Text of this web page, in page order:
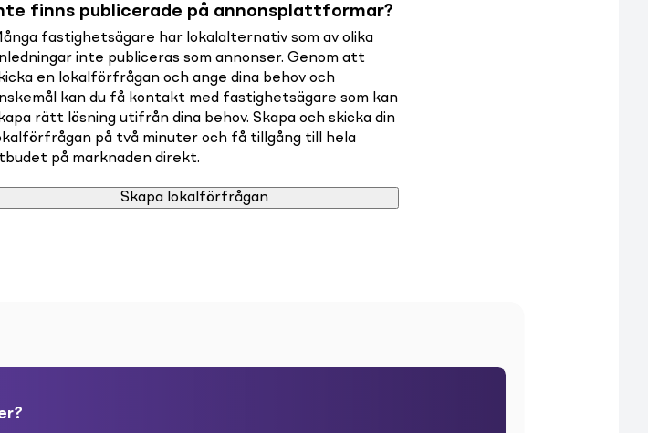
finns publicerade på annonsplattformar?
fastighetsägare har lokalalternativ som av olika
inte publiceras som annonser. Genom att
en lokalförfrågan och ange dina behov och
kan du få kontakt med fastighetsägare som kan
rätt lösning utifrån dina behov. Skapa och skicka din
på två minuter och få tillgång till hela
på marknaden direkt.
Skapa lokalförfrågan